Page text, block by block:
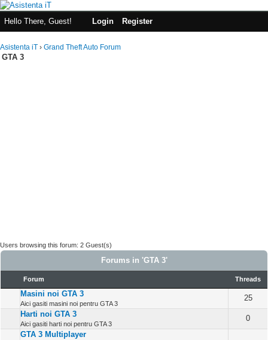
Hello There, Guest! Login Register
Asistenta iT › Grand Theft Auto Forum
GTA 3
Users browsing this forum: 2 Guest(s)
Forums in 'GTA 3'
Forum Threads
Masini noi GTA 3
Aici gasiti masini noi pentru GTA 3
25
Harti noi GTA 3
Aici gasiti harti noi pentru GTA 3
0
GTA 3 Multiplayer